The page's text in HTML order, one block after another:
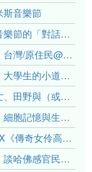
斯音樂節
的「對話觀察」
太平洋藝術節（中）
情感主體與弱者的武器
是）人類學的成年禮
記憶與生死之絆
片領會原民文化與歷史的重量
官民族誌實驗室